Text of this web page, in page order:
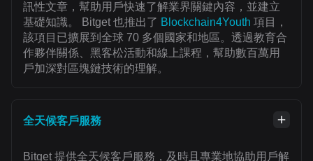
訊性文章，幫助用戶快速了解業界關鍵內容，並建立
基礎知識。 Bitget 也推出了 Blockchain4Youth 項目，
該項目已擴展到全球 70 多個國家和地區。透過教育合
作夥伴關係、黑客松活動和線上課程，幫助數百萬用
戶加深對區塊鏈技術的理解。
全天候客戶服務
Bitget 提供全天候客戶服務，及時且專業地協助用戶解